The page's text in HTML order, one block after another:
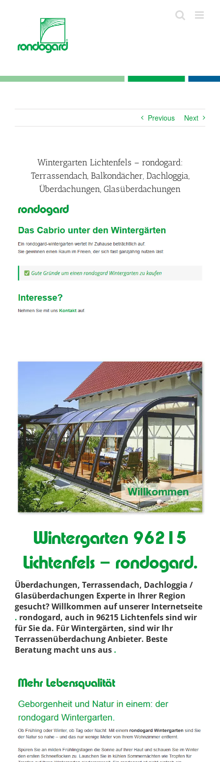
Previous Next
Wintergarten Lichtenfels – rondogard:
Terrassendach, Balkondächer, Dachloggia,
Überdachungen, Glasüberdachungen
Wintergarten 96215
Lichtenfels – rondogard.
Überdachungen, Terrassendach, Dachloggia /
Glasüberdachungen Experte in Ihrer Region
gesucht? Willkommen auf unserer Internetseite
. rondogard, auch in 96215 Lichtenfels sind wir
für Sie da. Für Wintergärten, sind wir Ihr
Terrassenüberdachung Anbieter. Beste
Beratung macht uns aus .